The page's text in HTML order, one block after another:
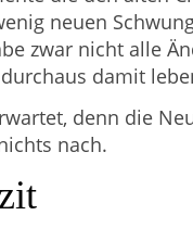
neuen
zwar nicht alle
damit
denn die
nach.